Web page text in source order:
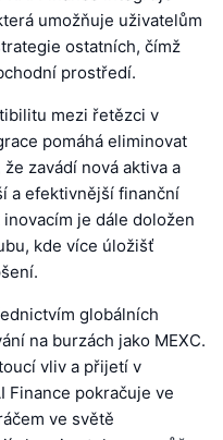
umožňuje uživatelům
ostatních, čímž
prostředí.
mezi řetězci v
pomáhá eliminovat
zavádí nová aktiva a
a efektivnější finanční
je dále doložen
kde více úložišť
globálních
na burzách jako MEXC.
vliv a přijetí v
Finance pokračuje ve
ve světě